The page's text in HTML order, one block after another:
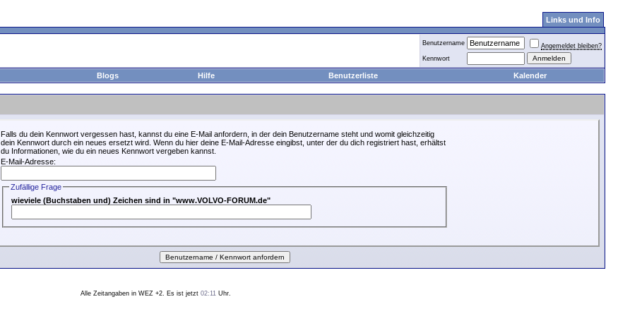
Links und Info
Benutzername
Angemeldet bleiben?
Kennwort
Blogs Hilfe Benutzerliste Kalender
Falls du dein Kennwort vergessen hast, kannst du eine E-Mail anfordern, in der dein Benutzername steht und womit gleichzeitig
dein Kennwort durch ein neues ersetzt wird. Wenn du hier deine E-Mail-Adresse eingibst, unter der du dich registriert hast, erhältst
du Informationen, wie du ein neues Kennwort vergeben kannst.
E-Mail-Adresse:
Zufällige Frage
wieviele (Buchstaben und) Zeichen sind in "www.VOLVO-FORUM.de"
Alle Zeitangaben in WEZ +2. Es ist jetzt 02:11Uhr.